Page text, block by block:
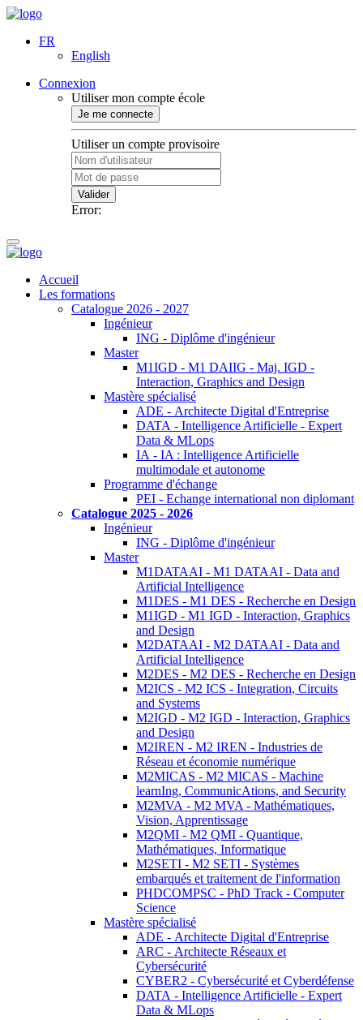
FR
English
Connexion
Utiliser mon compte école
Je me connecte
Utiliser un compte provisoire
Valider
Error:
Accueil
Les formations
Catalogue 2026 - 2027
Ingénieur
ING - Diplôme d'ingénieur
Master
M1IGD - M1 DAIIG - Maj. IGD -
Interaction, Graphics and Design
Mastère spécialisé
ADE - Architecte Digital d'Entreprise
DATA - Intelligence Artificielle - Expert
Data & MLops
IA - IA : Intelligence Artificielle
multimodale et autonome
Programme d'échange
PEI - Echange international non diplomant
Catalogue 2025 - 2026
Ingénieur
ING - Diplôme d'ingénieur
Master
M1DATAAI - M1 DATAAI - Data and
Artificial Intelligence
M1DES - M1 DES - Recherche en Design
M1IGD - M1 IGD - Interaction, Graphics
and Design
M2DATAAI - M2 DATAAI - Data and
Artificial Intelligence
M2DES - M2 DES - Recherche en Design
M2ICS - M2 ICS - Integration, Circuits
and Systems
M2IGD - M2 IGD - Interaction, Graphics
and Design
M2IREN - M2 IREN - Industries de
Réseau et économie numérique
M2MICAS - M2 MICAS - Machine
learnIng, CommunicAtions, and Security
M2MVA - M2 MVA - Mathématiques,
Vision, Apprentissage
M2QMI - M2 QMI - Quantique,
Mathématiques, Informatique
M2SETI - M2 SETI - Systèmes
embarqués et traitement de l'information
PHDCOMPSC - PhD Track - Computer
Science
Mastère spécialisé
ADE - Architecte Digital d'Entreprise
ARC - Architecte Réseaux et
Cybersécurité
CYBER2 - Cybersécurité et Cyberdéfense
DATA - Intelligence Artificielle - Expert
Data & MLops